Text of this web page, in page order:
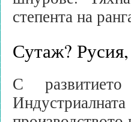
степента на
Сутаж?
С